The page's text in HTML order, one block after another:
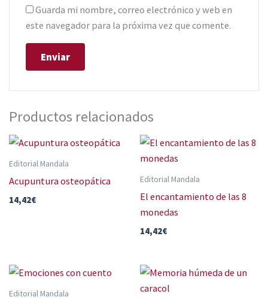
Guarda mi nombre, correo electrónico y web en
este navegador para la próxima vez que comente.
Productos relacionados
Editorial Mandala
Acupuntura osteopática
14,42€
Editorial Mandala
El encantamiento de las 8
monedas
14,42€
Editorial Mandala